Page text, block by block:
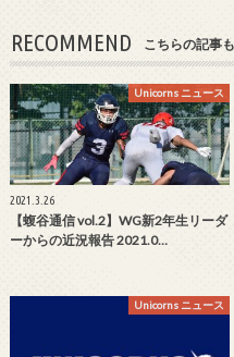
RECOMMEND こちらの記事
Unicorns ニュース
2021.3.26
【蝮谷通信 vol.2】WG新2年生リーダ
ーからの近況報告 2021.0…
Unicorns ニュース